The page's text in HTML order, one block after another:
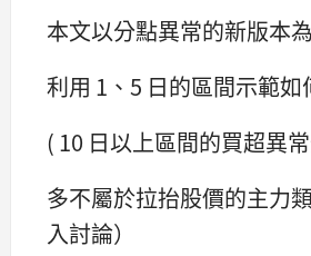
本文以分點異常的新版本
利用 1、5 日的區間示範如
( 10 日以上區間的買超異
多不屬於拉抬股價的主力
入討論）